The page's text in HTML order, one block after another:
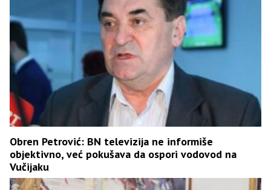
Obren Petrović: BN televizija ne informiše
objektivno, već pokušava da ospori vodovod na
Vučijaku